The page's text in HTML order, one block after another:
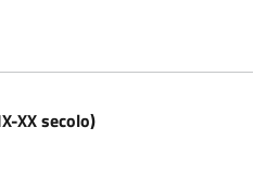
XX secolo)